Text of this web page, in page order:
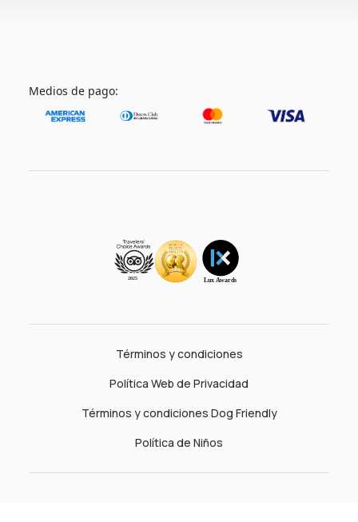
Medios de pago:
Términos y condiciones
Política Web de Privacidad
Términos y condiciones Dog Friendly
Política de Niños